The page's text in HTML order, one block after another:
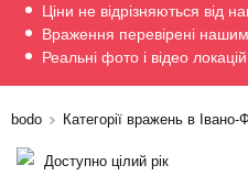
Ціни не відрізняються від
Враження перевірені
Реальні фото і відео локацій
bodo Категорії вражень в Івано-
Доступно цілий рік